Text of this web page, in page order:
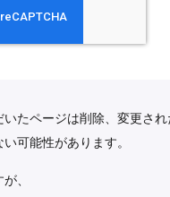
たページは削除、変更され
可能性があります。
、